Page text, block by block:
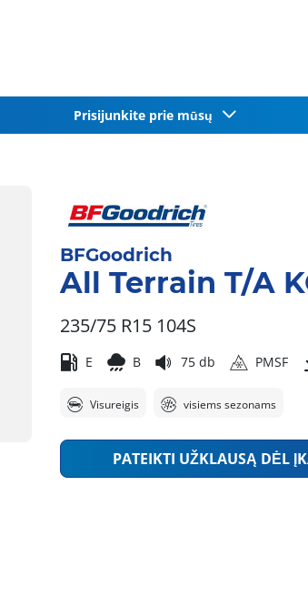
Prisijunkite prie mūsų
BFGoodrich
All Terrain T/A
235/75 R15 104S
E B 75 db PMSF
Visureigis visiems sezonams
PATEIKTI UŽKLAUSĄ DĖL